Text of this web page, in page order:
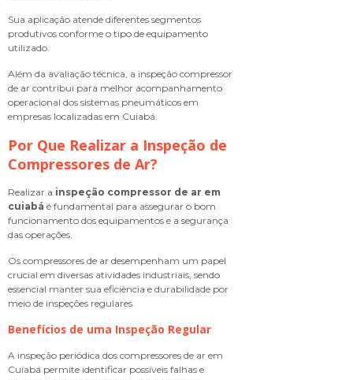
Sua aplicação atende diferentes segmentos
produtivos conforme o tipo de equipamento
utilizado.
Além da avaliação técnica, a inspeção compressor
de ar contribui para melhor acompanhamento
operacional dos sistemas pneumáticos em
empresas localizadas em Cuiabá.
Por Que Realizar a Inspeção de
Compressores de Ar?
Realizar a inspeção compressor de ar em
cuiabá é fundamental para assegurar o bom
funcionamento dos equipamentos e a segurança
das operações.
Os compressores de ar desempenham um papel
crucial em diversas atividades industriais, sendo
essencial manter sua eficiência e durabilidade por
meio de inspeções regulares.
Benefícios de uma Inspeção Regular
A inspeção periódica dos compressores de ar em
Cuiabá permite identificar possíveis falhas e